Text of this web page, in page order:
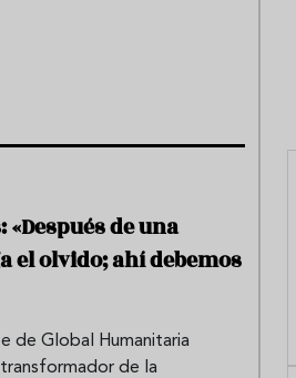
de una
el olvido; ahí debemos
de Global Humanitaria
de la